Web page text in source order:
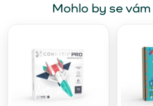
Mohlo by se